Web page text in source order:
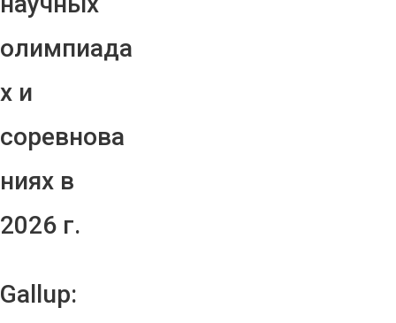
олимпиада
х и
соревнова
ниях в
2026 г.
Gallup: